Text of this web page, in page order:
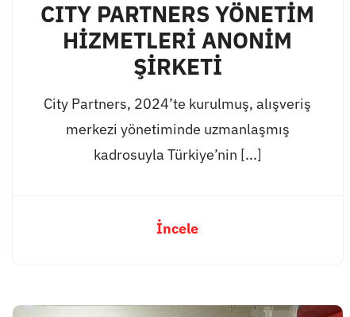
CITY PARTNERS YÖNETİM
HİZMETLERİ ANONİM
ŞİRKETİ
City Partners, 2024’te kurulmuş, alışveriş
merkezi yönetiminde uzmanlaşmış
kadrosuyla Türkiye’nin [...]
İncele